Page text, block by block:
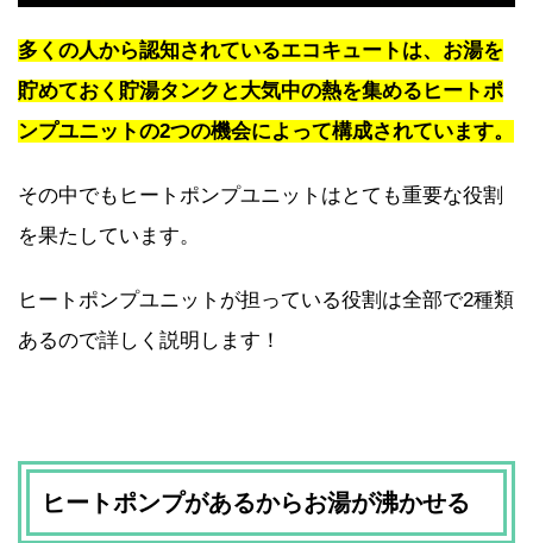
多くの人から認知されているエコキュートは、お湯を
貯めておく貯湯タンクと大気中の熱を集めるヒートポ
ンプユニットの2つの機会によって構成されています。
その中でもヒートポンプユニットはとても重要な役割
を果たしています。
ヒートポンプユニットが担っている役割は全部で2種類
あるので詳しく説明します！
ヒートポンプがあるからお湯が沸かせる